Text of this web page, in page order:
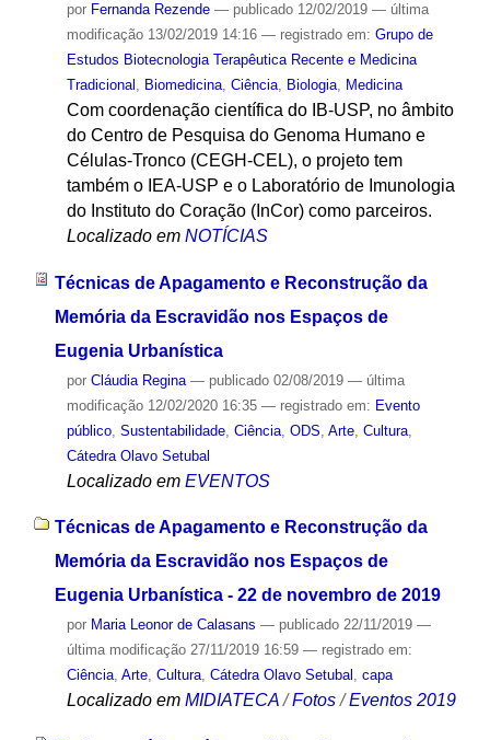
por Fernanda Rezende — publicado12/02/2019 — última
modificação13/02/2019 14:16 — registrado em: Grupo de
Estudos Biotecnologia Terapêutica Recente e Medicina
Tradicional
Biomedicina, Ciência, Biologia, Medicina
Com coordenação científica do IB-USP, no âmbito
do Centro de Pesquisa do Genoma Humano e
Células-Tronco (CEGH-CEL), o projeto tem
também o IEA-USP e o Laboratório de Imunologia
do Instituto do Coração (InCor) como parceiros.
Localizado em NOTÍCIAS
Técnicas de Apagamento e Reconstrução da
Memória da Escravidão nos Espaços de
Eugenia Urbanística
por Cláudia Regina — publicado02/08/2019 — última
modificação12/02/2020 16:35 — registrado em: Evento
público, Sustentabilidade, Ciência, ODS Arte, Cultura,
Cátedra Olavo Setubal
Localizado em EVENTOS
Técnicas de Apagamento e Reconstrução da
Memória da Escravidão nos Espaços de
Eugenia Urbanística - 22 de novembro de 2019
por Maria Leonor de Calasans — publicado22/11/2019 —
última modificação27/11/2019 16:59 — registrado em:
Ciência, Arte, Cultura, Cátedra Olavo Setubal , capa
Localizado em MIDIATECA /Fotos /Eventos 2019